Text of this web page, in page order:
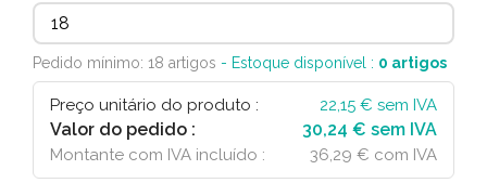
Pedido mínimo: 18 artigos - Estoque disponível : 0 artigos
Preço unitário do produto : 22,15 € sem IVA
Valor do pedido : 30,24 € sem IVA
Montante com IVA incluído : 36,29 € com IVA